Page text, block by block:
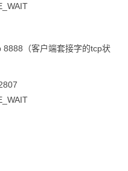
（客户端套接字的tcp状